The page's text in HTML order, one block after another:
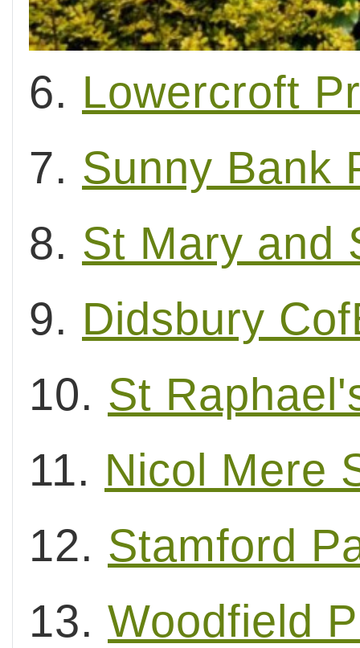
6. Lowercroft
7. Sunny Bank
8. St Mary and
9. Didsbury
10. St
11. Nicol Mere
12. Stamford
13. Woodfield